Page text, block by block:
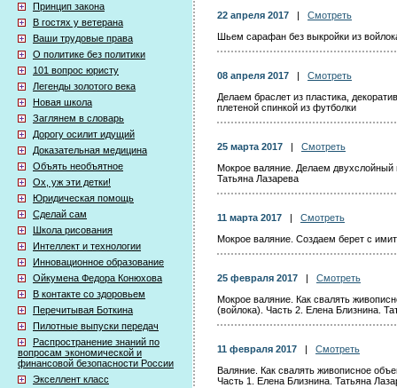
Принцип закона
В гостях у ветерана
Ваши трудовые права
О политике без политики
101 вопрос юристу
Легенды золотого века
Новая школа
Заглянем в словарь
Дорогу осилит идущий
Доказательная медицина
Объять необъятное
Ох, уж эти детки!
Юридическая помощь
Сделай сам
Школа рисования
Интеллект и технологии
Инновационное образование
Ойкумена Федора Конюхова
В контакте со здоровьем
Перечитывая Боткина
Пилотные выпуски передач
Распространение знаний по
вопросам экономической и
финансовой безопасности России
Экселлент класс
22 апреля 2017
Смотреть
Шьем сарафан без выкройки из
08 апреля 2017
Смотреть
Делаем браслет из пластика,
плетеной спинкой из футболки
25 марта 2017
Смотреть
Мокрое валяние. Делаем двухслойный
Татьяна Лазарева
11 марта 2017
Смотреть
Мокрое валяние. Создаем берет с
25 февраля 2017
Смотреть
Мокрое валяние. Как свалять
(войлока). Часть 2. Елена Близнина.
11 февраля 2017
Смотреть
Валяние. Как свалять живописное
Часть 1. Елена Близнина. Татьяна